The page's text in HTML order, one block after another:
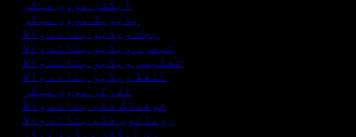
ایکشن مووی میکر
بایوپک مووی میکر
بجٹ ویڈیو بنانے والا
تبصرہ ویڈیو بنانے والا
تعلیمی ویڈیو بنانے والا
تلفظ ویڈیو بنانے والا
تھرلر مووی میکر
خوفناک فلم بنانے والا
رومانوی فلم بنانے والا
ری ایکشن ویڈیو میکر